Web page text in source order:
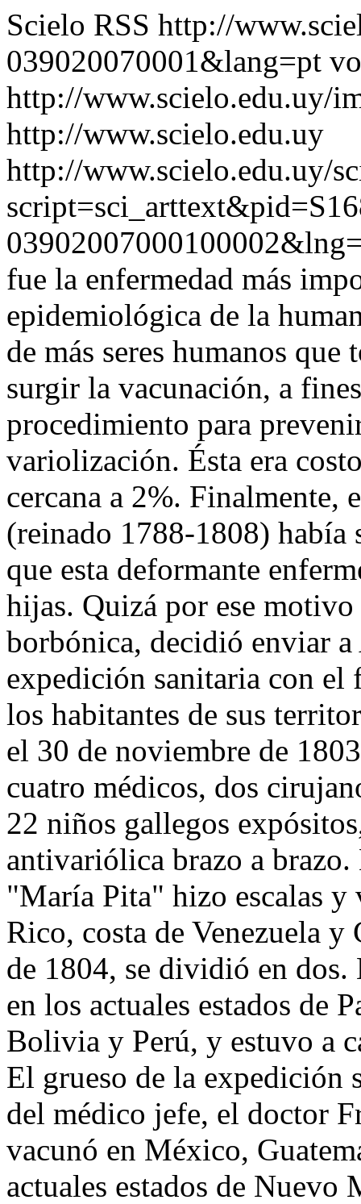
Scielo RSS http://
039020070001&lang=pt
http://www.scielo.edu.uy/
http://www.scielo.edu.uy
http://www.scielo.edu.uy/
fue la enfermedad más
epidemiológica de la
de más seres humanos que
surgir la vacunación, a
procedimiento para
variolización. Ésta era
cercana a 2%. Finalmente,
(reinado 1788-1808) había
que esta deformante
hijas. Quizá por ese
borbónica, decidió enviar
expedición sanitaria con el
los habitantes de sus
el 30 de noviembre de
cuatro médicos, dos
22 niños gallegos
antivariólica brazo a
"María Pita" hizo escalas y
Rico, costa de Venezuela y
de 1804, se dividió en
en los actuales estados de
Bolivia y Perú, y estuvo a
El grueso de la expedición
del médico jefe, el doctor
vacunó en México,
actuales estados de